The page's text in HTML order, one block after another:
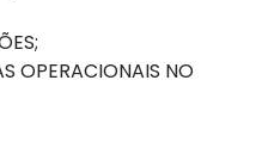
OPERACIONAIS NO